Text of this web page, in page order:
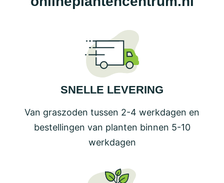
SNELLE LEVERING
Van graszoden tussen 2-4 werkdagen en
bestellingen van planten binnen 5-10
werkdagen